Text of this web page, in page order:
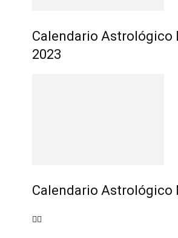
Calendario Astrológico
2023
Calendario Astrológico